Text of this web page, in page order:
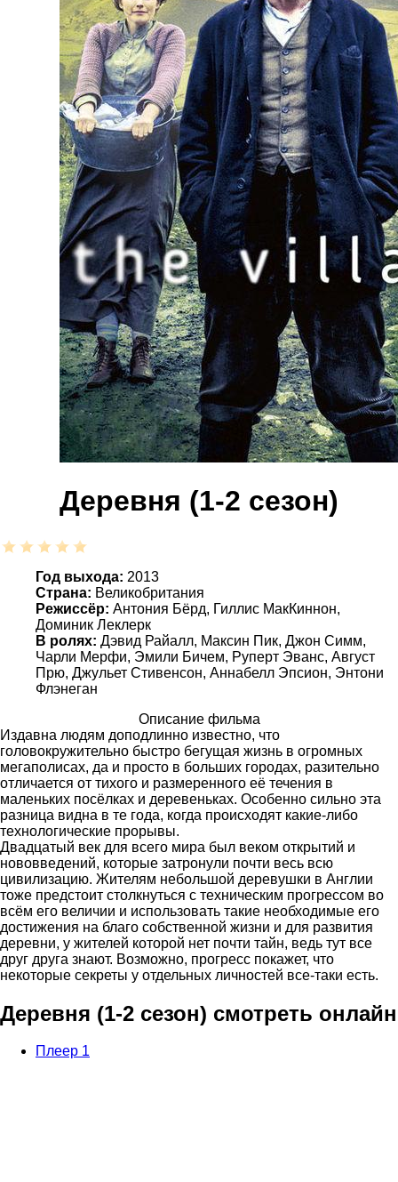
Деревня (1-2 сезон)
Год выхода: 2013
Страна: Великобритания
Режиссёр: Антония Бёрд, Гиллис МакКиннон,
Доминик Леклерк
В ролях: Дэвид Райалл, Максин Пик, Джон Симм,
Чарли Мерфи, Эмили Бичем, Руперт Эванс, Август
Прю, Джульет Стивенсон, Аннабелл Эпсион, Энтони
Флэнеган
Описание фильма
Издавна людям доподлинно известно, что
головокружительно быстро бегущая жизнь в огромных
мегаполисах, да и просто в больших городах, разительно
отличается от тихого и размеренного её течения в
маленьких посёлках и деревеньках. Особенно сильно эта
разница видна в те года, когда происходят какие-либо
технологические прорывы.
Двадцатый век для всего мира был веком открытий и
нововведений, которые затронули почти весь всю
цивилизацию. Жителям небольшой деревушки в Англии
тоже предстоит столкнуться с техническим прогрессом во
всём его величии и использовать такие необходимые его
достижения на благо собственной жизни и для развития
деревни, у жителей которой нет почти тайн, ведь тут все
друг друга знают. Возможно, прогресс покажет, что
некоторые секреты у отдельных личностей все-таки есть.
Деревня (1-2 сезон) смотреть онлайн
Плеер 1